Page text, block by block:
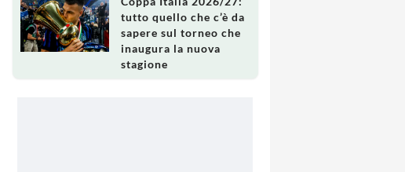
tutto quello che c’è da
sapere sul torneo che
inaugura la nuova
stagione